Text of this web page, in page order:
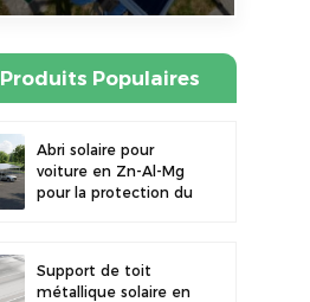
Produits Populaires
Abri solaire pour
voiture en Zn-Al-Mg
pour la protection du
solaire
Support de toit
métallique solaire en